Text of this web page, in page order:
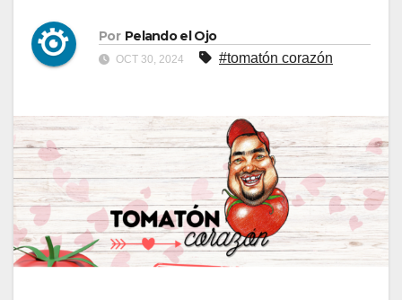
Por Pelando el Ojo
OCT 30, 2024 #tomatón corazón